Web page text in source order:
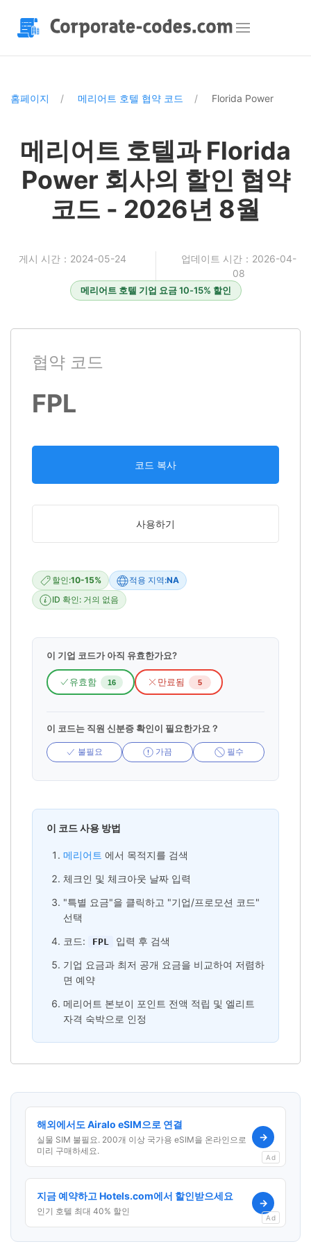
홈페이지 메리어트 호텔 협약 코드 Florida Power
메리어트 호텔과 Florida
Power 회사의 할인 협약
코드 - 2026년 8월
게시 시간：2024-05-24
업데이트 시간：2026-04-
08
메리어트 호텔 기업 요금 10-15% 할인
협약 코드
FPL
코드 복사
사용하기
할인:10-15% 적용 지역:NA
ID 확인: 거의 없음
이 기업 코드가 아직 유효한가요?
유효함 16 만료됨 5
이 코드는 직원 신분증 확인이 필요한가요？
불필요 가끔 필수
이 코드 사용 방법
메리어트 에서 목적지를 검색
체크인 및 체크아웃 날짜 입력
"특별 요금"을 클릭하고 "기업/프로모션 코드"
선택
코드:
FPL
입력 후 검색
기업 요금과 최저 공개 요금을 비교하여 저렴하
면 예약
메리어트 본보이 포인트 전액 적립 및 엘리트
자격 숙박으로 인정
해외에서도 Airalo eSIM으로 연결
실물 SIM 불필요. 200개 이상 국가용 eSIM을 온라인으로
미리 구매하세요.
→
Ad
지금 예약하고 Hotels.com에서 할인받으세요
인기 호텔 최대 40% 할인
→
Ad